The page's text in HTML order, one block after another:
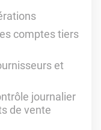
comptes tiers
et
journalier
de vente